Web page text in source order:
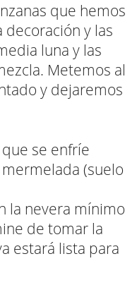
que hemos
y las
luna y las
Metemos al
y dejaremos
se enfríe
(suelo
la nevera mínimo
de tomar la
estará lista para